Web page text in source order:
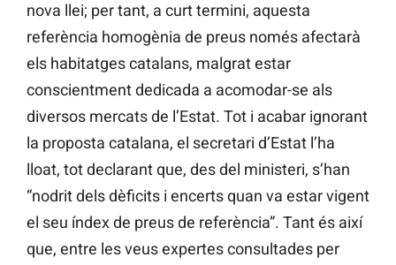
nova llei; per tant, a curt termini, aquesta
referència homogènia de preus només afectarà
els habitatges catalans, malgrat estar
conscientment dedicada a acomodar-se als
diversos mercats de l’Estat. Tot i acabar ignorant
la proposta catalana, el secretari d’Estat l’ha
lloat, tot declarant que, des del ministeri, s’han
“nodrit dels dèficits i encerts quan va estar vigent
el seu índex de preus de referència”. Tant és així
que, entre les veus expertes consultades per